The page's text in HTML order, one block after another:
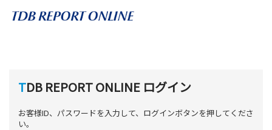
TDB REPORT ONLINE ログイン
お客様ID、パスワードを入力して、ログインボタンを押してくださ
い。